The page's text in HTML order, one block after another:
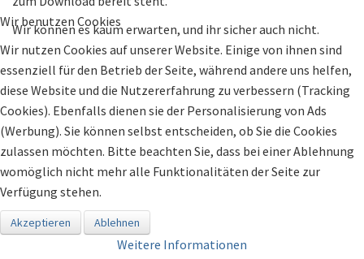
Wir können es kaum erwarten, und ihr sicher auch nicht.
Wir benutzen Cookies
Wir nutzen Cookies auf unserer Website. Einige von ihnen sind
essenziell für den Betrieb der Seite, während andere uns helfen,
diese Website und die Nutzererfahrung zu verbessern (Tracking
Cookies). Ebenfalls dienen sie der Personalisierung von Ads
(Werbung). Sie können selbst entscheiden, ob Sie die Cookies
zulassen möchten. Bitte beachten Sie, dass bei einer Ablehnung
womöglich nicht mehr alle Funktionalitäten der Seite zur
Verfügung stehen.
Akzeptieren Ablehnen
Weitere Informationen